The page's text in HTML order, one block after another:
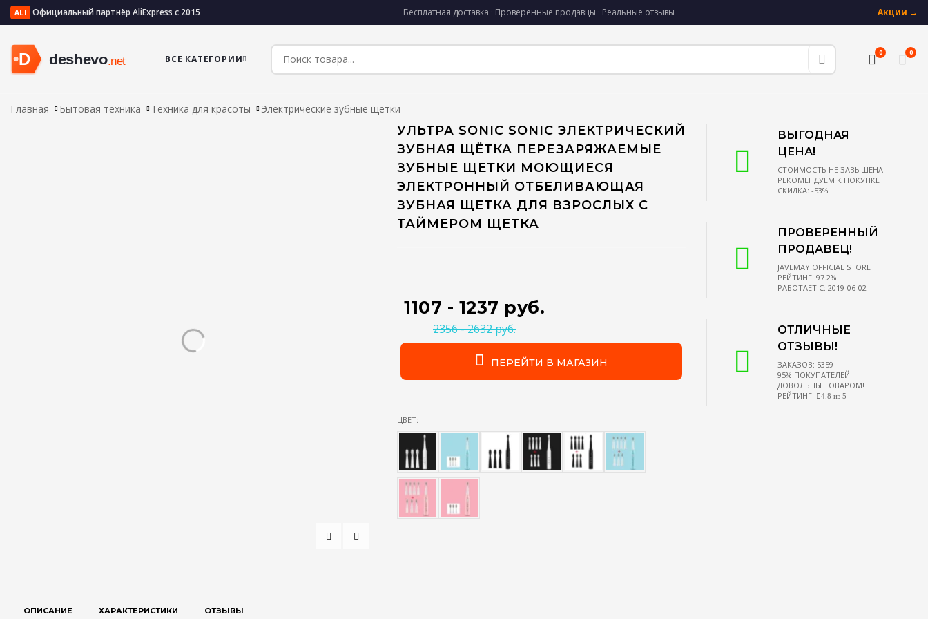
ALI Официальный партнёр AliExpress с 2015 Бесплатная доставка · Проверенные продавцы · Реальные отзывы Акции →
ВСЕ КАТЕГОРИИ
0 0
Главная Бытовая техника Техника для красоты Электрические зубные щетки
УЛЬТРА SONIC SONIC ЭЛЕКТРИЧЕСКИЙ
ЗУБНАЯ ЩЁТКА ПЕРЕЗАРЯЖАЕМЫЕ
ЗУБНЫЕ ЩЕТКИ МОЮЩИЕСЯ
ЭЛЕКТРОННЫЙ ОТБЕЛИВАЮЩАЯ
ЗУБНАЯ ЩЕТКА ДЛЯ ВЗРОСЛЫХ С
ТАЙМЕРОМ ЩЕТКА
1107 - 1237 руб.
2356 - 2632 руб.
ПЕРЕЙТИ В МАГАЗИН
ЦВЕТ:
ВЫГОДНАЯ
ЦЕНА!
СТОИМОСТЬ НЕ ЗАВЫШЕНА
РЕКОМЕНДУЕМ К ПОКУПКЕ
СКИДКА: -53%
ПРОВЕРЕННЫЙ
ПРОДАВЕЦ!
JAVEMAY OFFICIAL STORE
РЕЙТИНГ: 97.2%
РАБОТАЕТ С: 2019-06-02
ОТЛИЧНЫЕ
ОТЗЫВЫ!
ЗАКАЗОВ: 5359
95% ПОКУПАТЕЛЕЙ
ДОВОЛЬНЫ ТОВАРОМ!
РЕЙТИНГ:
4.8 из 5
ОПИСАНИЕ ХАРАКТЕРИСТИКИ ОТЗЫВЫ